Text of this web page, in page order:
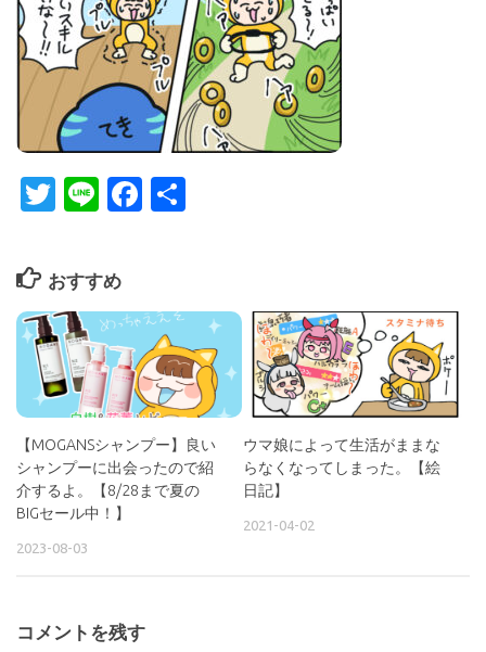
Twitter
LineFacebook
おすすめ
【MOGANSシャンプー】良い
シャンプーに出会ったので紹
介するよ。【8/28まで夏の
BIGセール中！】
2023-08-03
ウマ娘によって生活がままな
らなくなってしまった。【絵
日記】
2021-04-02
コメントを残す